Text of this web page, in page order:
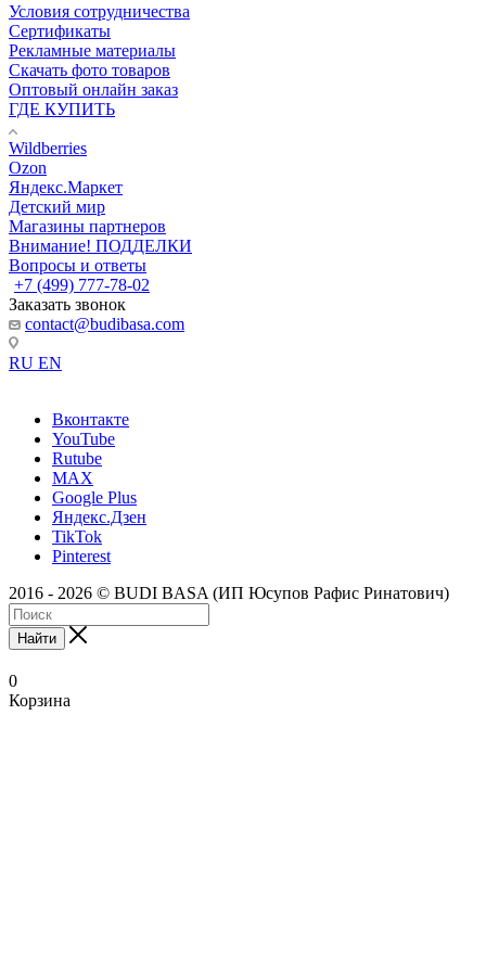
Условия сотрудничества
Сертификаты
Рекламные материалы
Скачать фото товаров
Оптовый онлайн заказ
ГДЕ КУПИТЬ
Wildberries
Ozon
Яндекс.Маркет
Детский мир
Магазины партнеров
Внимание! ПОДДЕЛКИ
Вопросы и ответы
+7 (499) 777-78-02
Заказать звонок
contact@budibasa.com
RU EN
Вконтакте
YouTube
Rutube
MAX
Google Plus
Яндекс.Дзен
TikTok
Pinterest
2016 - 2026 © BUDI BASA (ИП Юсупов Рафис Ринатович)
Найти
0
Корзина